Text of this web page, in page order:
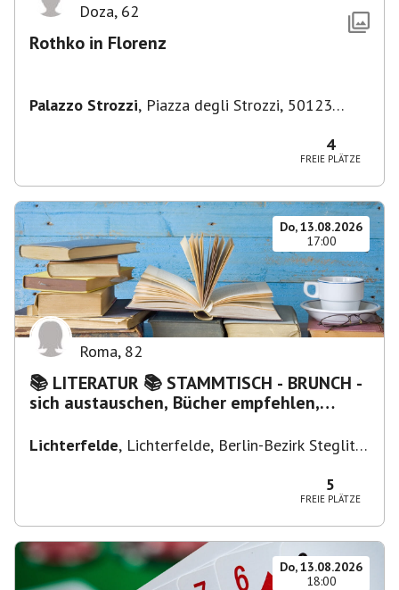
Doza, 62
Rothko in Florenz
Palazzo Strozzi, Piazza degli Strozzi, 50123
4
FREIE PLÄTZE
Do, 13.08.2026
17:00
Roma, 82
📚 LITERATUR 📚 STAMMTISCH - BRUNCH -
sich austauschen, Bücher empfehlen,
Lichterfelde, Lichterfelde, Berlin-Bezirk Steglitz-
5
FREIE PLÄTZE
Do, 13.08.2026
18:00